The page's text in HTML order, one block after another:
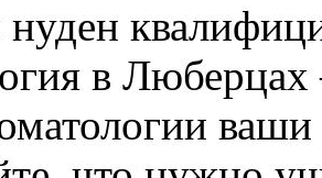
нуден
в